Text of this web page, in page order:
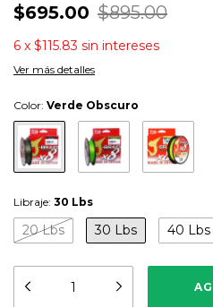
$695.00 $895.00
6 x $115.83 sin intereses
Ver más detalles
Color: Verde Obscuro
Libraje: 30 Lbs
20 Lbs 30 Lbs 40 Lbs